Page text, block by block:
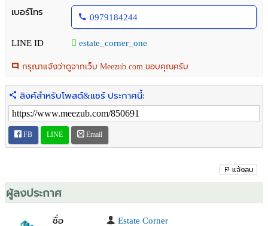
2. เตาไฟฟ้า + ที่ดูดควัน (HAFELE)
3. กระจกเงา LED ในห้องนํ้า (HAFELE)
5. เครื่องปรับอากาศ ห้องนอน และ ห้องนั่งเล่น (DAIKIN)
6. ฟรีค่าธรรมเนียมการโอน (ถึงสิ้นเดือน มิ.ย. 2569 หรือตามที่โครงการ
กำหนด)
7. เฟอร์นิเจอร์และเครื่องใช้ไฟฟ้าครบ สำหรับการเช่า มีบริการเช่าระยะสั้น
3 เดือนขึ้นไป
โครงการและสิ่งอำนวยความสะดวก Project and Facilities:
- โครงการ ESQUE Sukhumvit 101/1 พัฒนาโดย บริษัท ภัทร์วศิน
- สระว่ายน้ำลอยฟ้าชั้นดาดฟ้า (Edgeless Swimming Pool) วิวเมืองพา
โนรามา
- ฟิตเนส และ Co-working Space สุดหรู
เบอร์โทร
0979184244
LINE ID estate_corner_one
กรุณาแจ้งว่าดูจากเว็บ Meezub.com ขอบคุณครับ
ลิงค์สำหรับโพสต์&แชร์ ประกาศนี้:
FB LINE Email
แจ้งลบ
ผู้ลงประกาศ
ชื่อ
Estate Corner